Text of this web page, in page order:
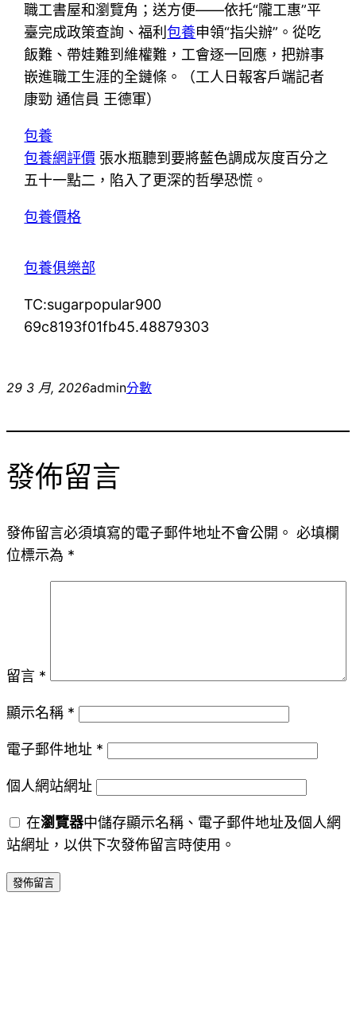
職工書屋和瀏覽角；送方便——依托“隴工惠”平
臺完成政策查詢、福利包養申領“指尖辦”。從吃
飯難、帶娃難到維權難，工會逐一回應，把辦事
嵌進職工生涯的全鏈條。（工人日報客戶端記者
康勁 通信員 王德軍）
包養
包養網評價 張水瓶聽到要將藍色調成灰度百分之
五十一點二，陷入了更深的哲學恐慌。
包養價格
包養俱樂部
TC:sugarpopular900
69c8193f01fb45.48879303
29 3 月, 2026admin分數
發佈留言
發佈留言必須填寫的電子郵件地址不會公開。 必填欄
位標示為 *
留言 *
顯示名稱 *
電子郵件地址 *
個人網站網址
在瀏覽器中儲存顯示名稱、電子郵件地址及個人網
站網址，以供下次發佈留言時使用。